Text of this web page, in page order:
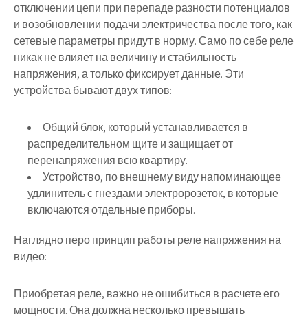
отключении цепи при перепаде разности потенциалов
и возобновлении подачи электричества после того, как
сетевые параметры придут в норму. Само по себе реле
никак не влияет на величину и стабильность
напряжения, а только фиксирует данные. Эти
устройства бывают двух типов:
Общий блок, который устанавливается в
распределительном щите и защищает от
перенапряжения всю квартиру.
Устройство, по внешнему виду напоминающее
удлинитель с гнездами электророзеток, в которые
включаются отдельные приборы.
Наглядно перо принцип работы реле напряжения на
видео:
Приобретая реле, важно не ошибиться в расчете его
мощности. Она должна несколько превышать